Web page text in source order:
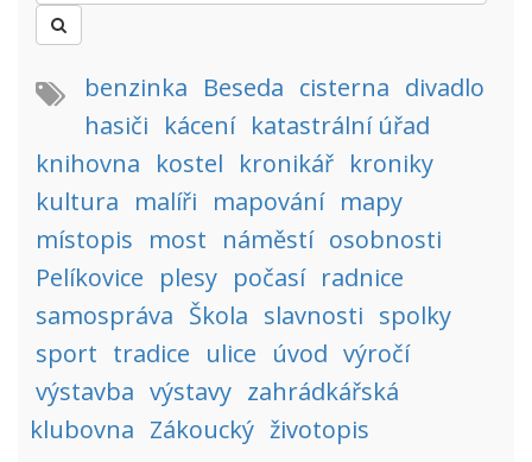
benzinka Beseda cisterna divadlo
hasiči kácení katastrální úřad
knihovna kostel kronikář kroniky
kultura malíři mapování mapy
místopis most náměstí osobnosti
Pelíkovice plesy počasí radnice
samospráva Škola slavnosti spolky
sport tradice ulice úvod výročí
výstavba výstavy zahrádkářská
klubovna Zákoucký životopis